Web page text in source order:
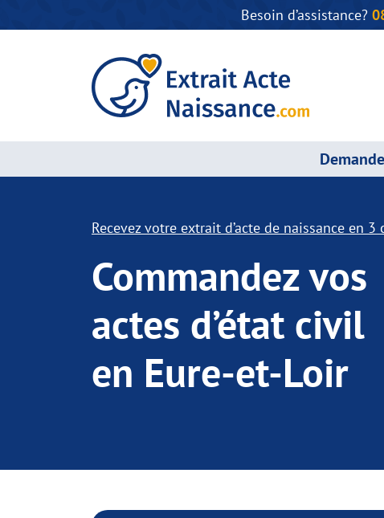
Besoin d’assistance?
Recevez votre extrait d’acte de naissance en 3
Commandez vos
actes d’état civil
en Eure-et-Loir